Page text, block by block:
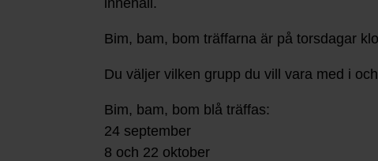
innehåll.
Bim, bam, bom träffarna är på torsdagar
Du väljer vilken grupp du vill vara med i
Bim, bam, bom blå träffas:
24 september
8 och 22 oktober